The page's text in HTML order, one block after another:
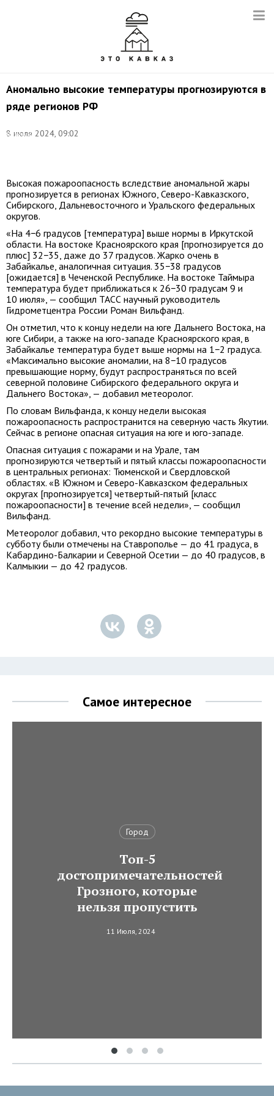
Аномально высокие температуры прогнозируются в
ряде регионов РФ
8 июля 2024, 09:02
Валерий
Высокая пожароопасность вследствие аномальной жары
прогнозируется в регионах Южного, Северо-Кавказского,
Сибирского, Дальневосточного и Уральского федеральных
округов.
«На 4−6 градусов [температура] выше нормы в Иркутской
области. На востоке Красноярского края [прогнозируется до
плюс] 32−35, даже до 37 градусов. Жарко очень в
Забайкалье, аналогичная ситуация. 35−38 градусов
[ожидается] в Чеченской Республике. На востоке Таймыра
температура будет приближаться к 26−30 градусам 9 и
10 июля», — сообщил ТАСС научный руководитель
Гидрометцентра России Роман Вильфанд.
Он отметил, что к концу недели на юге Дальнего Востока, на
юге Сибири, а также на юго-западе Красноярского края, в
Забайкалье температура будет выше нормы на 1−2 градуса.
«Максимально высокие аномалии, на 8−10 градусов
превышающие норму, будут распространяться по всей
северной половине Сибирского федерального округа и
Дальнего Востока», — добавил метеоролог.
По словам Вильфанда, к концу недели высокая
пожароопасность распространится на северную часть Якутии.
Сейчас в регионе опасная ситуация на юге и юго-западе.
Опасная ситуация с пожарами и на Урале, там
прогнозируются четвертый и пятый классы пожароопасности
в центральных регионах: Тюменской и Свердловской
областях. «В Южном и Северо-Кавказском федеральных
округах [прогнозируется] четвертый-пятый [класс
пожароопасности] в течение всей недели», — сообщил
Вильфанд.
Метеоролог добавил, что рекордно высокие температуры в
субботу были отмечены на Ставрополье — до 41 градуса, в
Кабардино-Балкарии и Северной Осетии — до 40 градусов, в
Калмыкии — до 42 градусов.
Самое интересное
Город
Топ-5
достопримечательностей
Грозного, которые
нельзя пропустить
11 Июля, 2024